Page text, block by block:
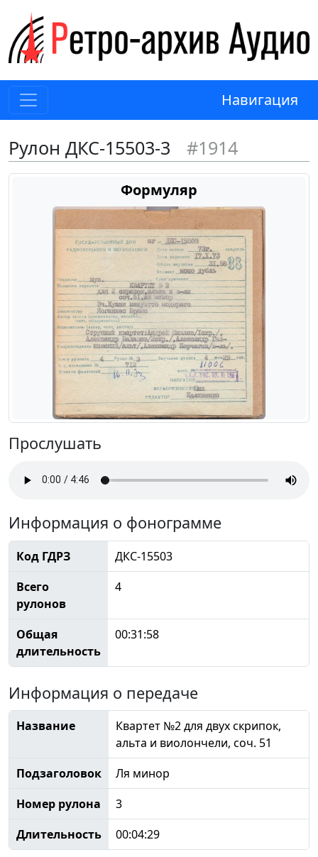
Навигация
Рулон ДКС-15503-3 #1914
Формуляр
Прослушать
Информация о фонограмме
Код ГДРЗ
ДКС-15503
Всего
рулонов
4
Общая
длительность
00:31:58
Информация о передаче
Название
Квартет №2 для двух скрипок,
альта и виолончели, соч. 51
Подзаголовок
Ля минор
Номер рулона
3
Длительность
00:04:29